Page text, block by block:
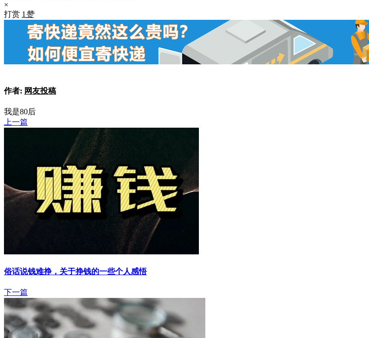
×
打赏 1 赞
作者: 网友投稿
我是80后
上一篇
俗话说钱难挣，关于挣钱的一些个人感悟
下一篇